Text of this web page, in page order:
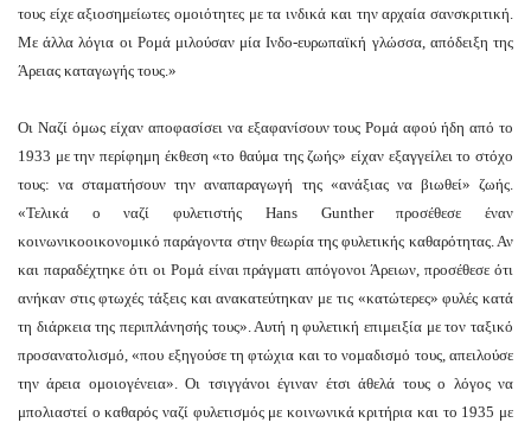
τους είχε αξιοσημείωτες ομοιότητες με τα ινδικά και την αρχαία σανσκριτική.
Με άλλα λόγια οι Ρομά μιλούσαν μία Ινδο-ευρωπαϊκή γλώσσα, απόδειξη της
Άρειας καταγωγής τους.»
Οι Ναζί όμως είχαν αποφασίσει να εξαφανίσουν τους Ρομά αφού ήδη από το
1933 με την περίφημη έκθεση «το θαύμα της ζωής» είχαν εξαγγείλει το στόχο
τους: να σταματήσουν την αναπαραγωγή της «ανάξιας να βιωθεί» ζωής.
«Τελικά ο ναζί φυλετιστής Hans Gunther προσέθεσε έναν
κοινωνικοοικονομικό παράγοντα στην θεωρία της φυλετικής καθαρότητας. Αν
και παραδέχτηκε ότι οι Ρομά είναι πράγματι απόγονοι Άρειων, προσέθεσε ότι
ανήκαν στις φτωχές τάξεις και ανακατεύτηκαν με τις «κατώτερες» φυλές κατά
τη διάρκεια της περιπλάνησής τους». Αυτή η φυλετική επιμειξία με τον ταξικό
προσανατολισμό, «που εξηγούσε τη φτώχια και το νομαδισμό τους, απειλούσε
την άρεια ομοιογένεια». Οι τσιγγάνοι έγιναν έτσι άθελά τους ο λόγος να
μπολιαστεί ο καθαρός ναζί φυλετισμός με κοινωνικά κριτήρια και το 1935 με